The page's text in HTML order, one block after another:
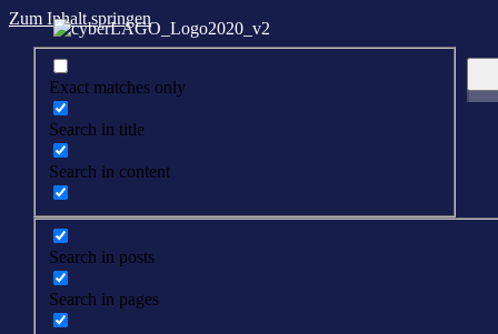
Zum Inhalt springen
Exact matches only
Search in title
Search in content
Search in posts
Search in pages